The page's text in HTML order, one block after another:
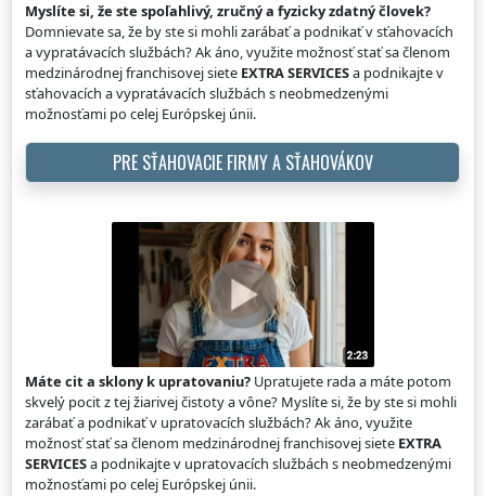
Myslíte si, že ste spoľahlivý, zručný a fyzicky zdatný človek?
Domnievate sa, že by ste si mohli zarábať a podnikať v sťahovacích
a vypratávacích službách? Ak áno, využite možnosť stať sa členom
medzinárodnej franchisovej siete EXTRA SERVICESa podnikajte v
sťahovacích a vypratávacích službách s neobmedzenými
možnosťami po celej Európskej únii.
PRE SŤAHOVACIE FIRMY A SŤAHOVÁKOV
Máte cit a sklony k upratovaniu? Upratujete rada a máte potom
skvelý pocit z tej žiarivej čistoty a vône? Myslíte si, že by ste si mohli
zarábať a podnikať v upratovacích službách? Ak áno, využite
možnosť stať sa členom medzinárodnej franchisovej siete EXTRA
SERVICESa podnikajte v upratovacích službách s neobmedzenými
možnosťami po celej Európskej únii.